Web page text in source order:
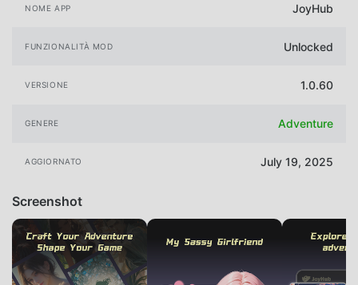
NOME APP JoyHub
FUNZIONALITÀ MOD Unlocked
VERSIONE 1.0.60
GENERE Adventure
AGGIORNATO July 19, 2025
Screenshot